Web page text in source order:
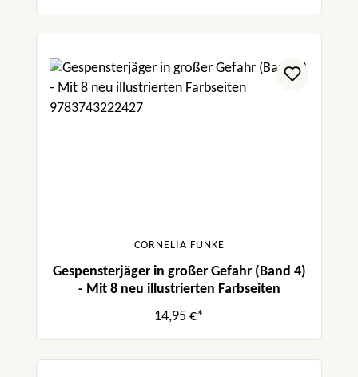
CORNELIA FUNKE
Gespensterjäger in großer Gefahr (Band 4)
- Mit 8 neu illustrierten Farbseiten
14,95 €*